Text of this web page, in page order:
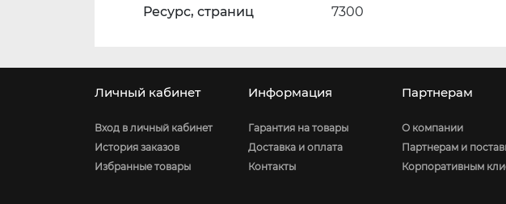
Ресурс, страниц
7300
Личный кабинет
Вход в личный кабинет
История заказов
Избранные товары
Информация
Гарантия на товары
Доставка и оплата
Контакты
Партнерам
О компании
Партнерам и
Корпоративным